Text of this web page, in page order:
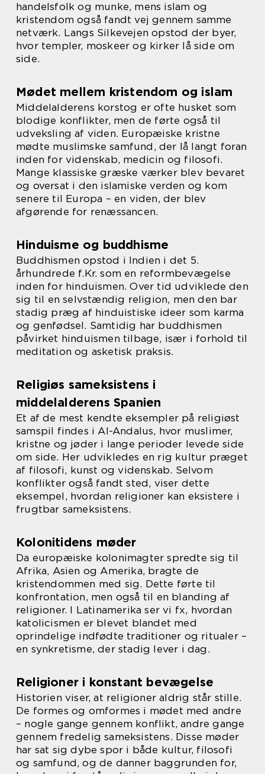
handelsfolk og munke, mens islam og
kristendom også fandt vej gennem samme
netværk. Langs Silkevejen opstod der byer,
hvor templer, moskeer og kirker lå side om
side.
Mødet mellem kristendom og islam
Middelalderens korstog er ofte husket som
blodige konflikter, men de førte også til
udveksling af viden. Europæiske kristne
mødte muslimske samfund, der lå langt foran
inden for videnskab, medicin og filosofi.
Mange klassiske græske værker blev bevaret
og oversat i den islamiske verden og kom
senere til Europa – en viden, der blev
afgørende for renæssancen.
Hinduisme og buddhisme
Buddhismen opstod i Indien i det 5.
århundrede f.Kr. som en reformbevægelse
inden for hinduismen. Over tid udviklede den
sig til en selvstændig religion, men den bar
stadig præg af hinduistiske ideer som karma
og genfødsel. Samtidig har buddhismen
påvirket hinduismen tilbage, især i forhold til
meditation og asketisk praksis.
Religiøs sameksistens i
middelalderens Spanien
Et af de mest kendte eksempler på religiøst
samspil findes i Al-Andalus, hvor muslimer,
kristne og jøder i lange perioder levede side
om side. Her udvikledes en rig kultur præget
af filosofi, kunst og videnskab. Selvom
konflikter også fandt sted, viser dette
eksempel, hvordan religioner kan eksistere i
frugtbar sameksistens.
Kolonitidens møder
Da europæiske kolonimagter spredte sig til
Afrika, Asien og Amerika, bragte de
kristendommen med sig. Dette førte til
konfrontation, men også til en blanding af
religioner. I Latinamerika ser vi fx, hvordan
katolicismen er blevet blandet med
oprindelige indfødte traditioner og ritualer –
en synkretisme, der stadig lever i dag.
Religioner i konstant bevægelse
Historien viser, at religioner aldrig står stille.
De formes og omformes i mødet med andre
– nogle gange gennem konflikt, andre gange
gennem fredelig sameksistens. Disse møder
har sat sig dybe spor i både kultur, filosofi
og samfund, og de danner baggrunden for,